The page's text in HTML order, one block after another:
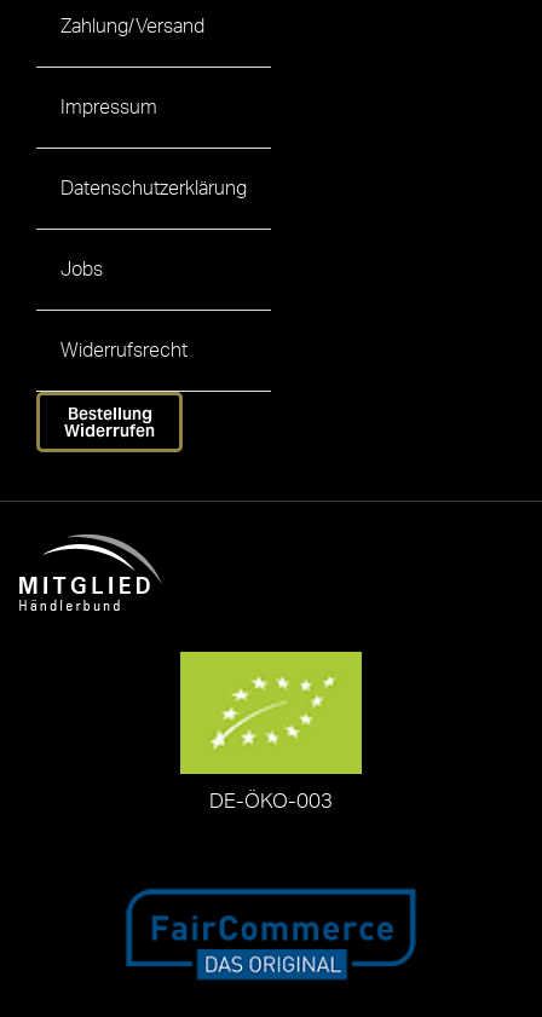
Zahlung/Versand
Impressum
Datenschutzerklärung
Jobs
Widerrufsrecht
Bestellung
Widerrufen
DE-ÖKO-003